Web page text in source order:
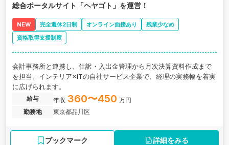
総合ポータルサイト「ヘヤゴト」を運営！
NEW 完全週休2日制 オンライン面接あり
残業少なめ
資格取得支援制度
会計事務所と連携し、仕訳・入出金管理から月次決算資料作成まで
を担当。インテリア×ITの自社サービス企業で、経理の実務幅を着実
に広げられます。
給与 年収 360〜450 万円
勤務地
東京都品川区
ブックマーク 詳細をみる